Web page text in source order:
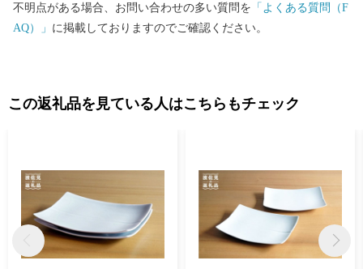
不明点がある場合、お問い合わせの多い質問を 「よくある質問（F
AQ）」 に掲載しておりますのでご確認ください。
この返礼品を見ている人はこちらもチェック